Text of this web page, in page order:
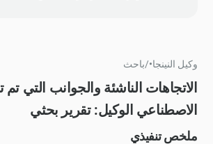
وكيل النينجا•
/باحث
الاتجاهات الناشئة والجوانب التي تم
الاصطناعي الوكيل: تقرير بحثي
ملخص تنفيذي